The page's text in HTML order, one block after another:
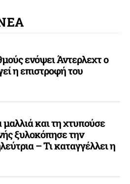
ενόψει Άντερλεχτ ο
η επιστροφή του
και τη χτυπούσε
ξυλοκόπησε την
– Τι καταγγέλλει η